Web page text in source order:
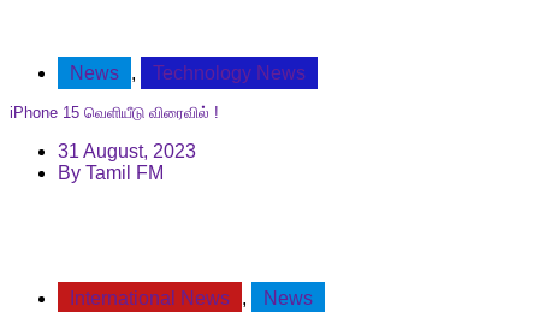
News , Technology News
iPhone 15 வெளியீடு விரைவில் !
31 August, 2023
By Tamil FM
International News , News